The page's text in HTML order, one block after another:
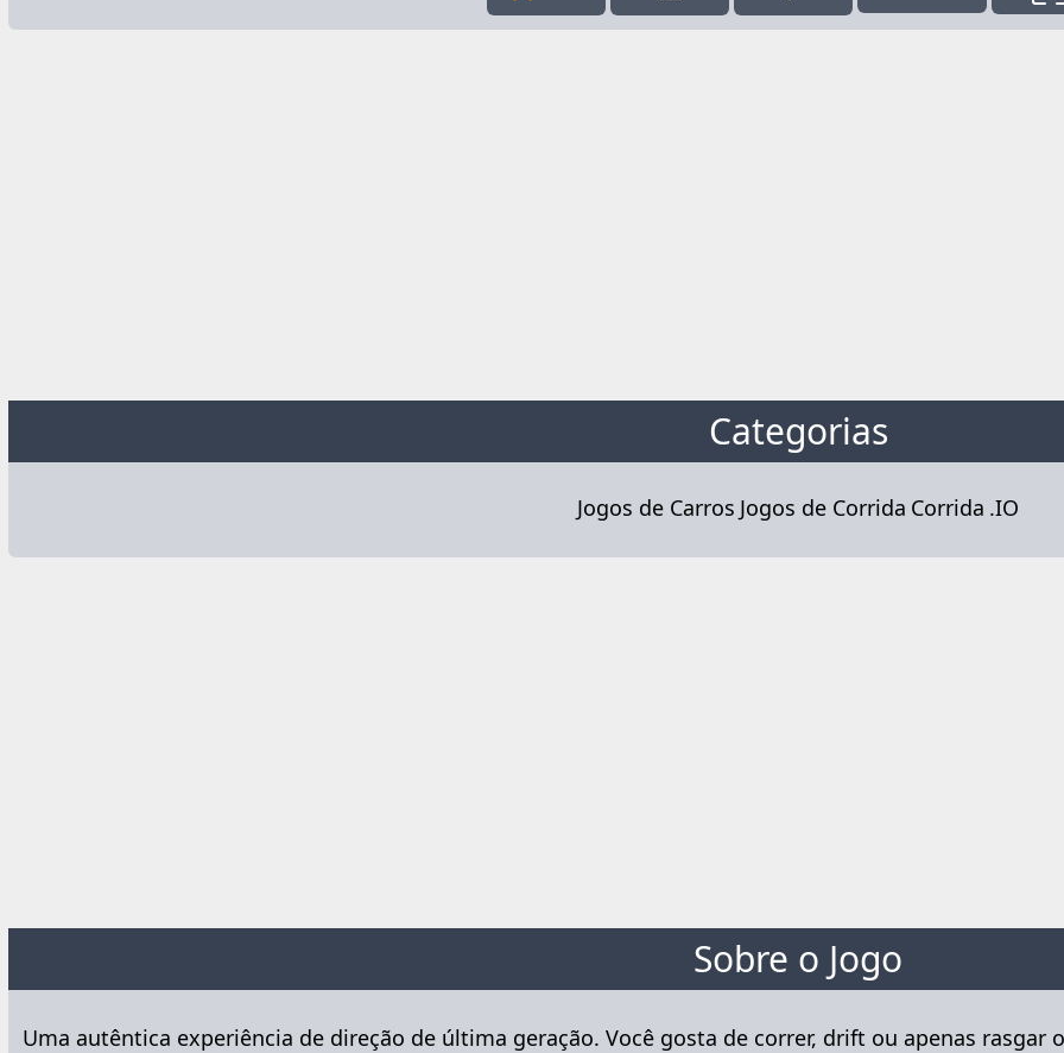
Categorias
Jogos de Carros Jogos de Corrida Corrida .IO
Sobre o Jogo
Uma autêntica experiência de direção de última geração. Você gosta de correr, drift ou apenas rasgar